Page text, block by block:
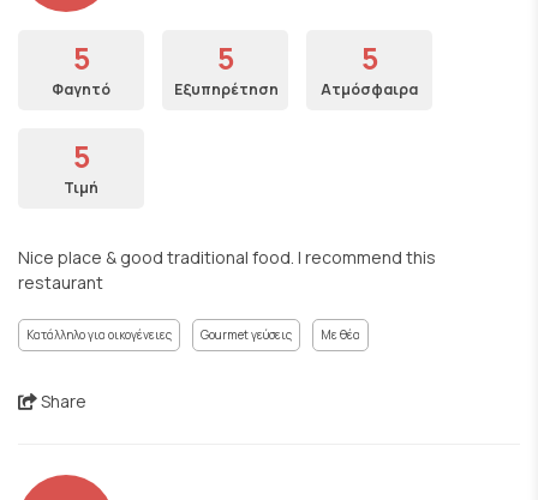
5
Φαγητό
5
Εξυπηρέτηση
5
Ατμόσφαιρα
5
Τιμή
Nice place & good traditional food. I recommend this
restaurant
Κατάλληλο για οικογένειες Gourmet γεύσεις Με θέα
Share